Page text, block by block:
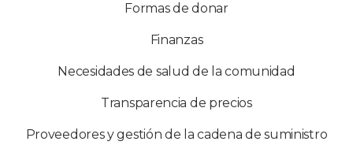
Formas de donar
Finanzas
Necesidades de salud de la comunidad
Transparencia de precios
Proveedores y gestión de la cadena de suministro